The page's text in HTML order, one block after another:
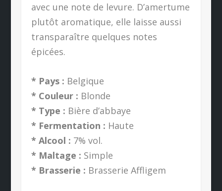
avec une note de levure. D’amertume
plutôt aromatique, elle laisse aussi
transparaître quelques notes
épicées.
* Pays : Belgique
* Couleur : Blonde
* Type : Bière d’abbaye
* Fermentation : Haute
* Alcool : 7% vol.
* Maltage : Simple
* Brasserie : Brasserie Affligem